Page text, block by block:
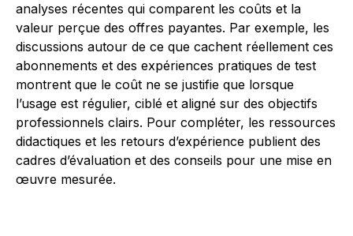
analyses récentes qui comparent les coûts et la
valeur perçue des offres payantes. Par exemple, les
discussions autour de ce que cachent réellement ces
abonnements et des expériences pratiques de test
montrent que le coût ne se justifie que lorsque
l’usage est régulier, ciblé et aligné sur des objectifs
professionnels clairs. Pour compléter, les ressources
didactiques et les retours d’expérience publient des
cadres d’évaluation et des conseils pour une mise en
œuvre mesurée.